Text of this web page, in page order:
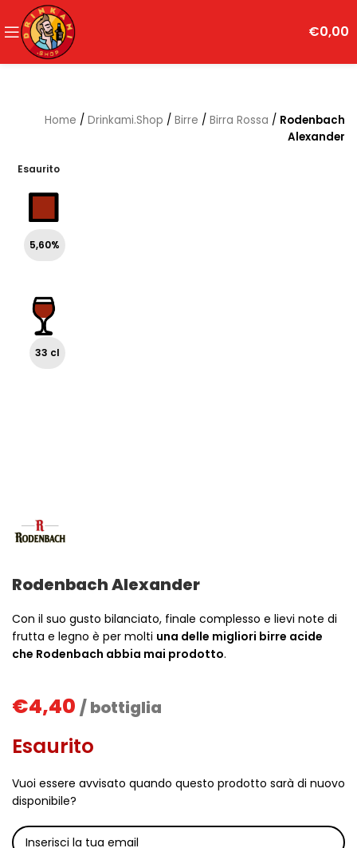
€0,00
Home / Drinkami.Shop / Birre / Birra Rossa / Rodenbach
Alexander
Esaurito
5,60%
33 cl
Rodenbach Alexander
Con il suo gusto bilanciato, finale complesso e lievi note di
frutta e legno è per molti una delle migliori birre acide
che Rodenbach abbia mai prodotto.
€4,40 / bottiglia
Esaurito
Vuoi essere avvisato quando questo prodotto sarà di nuovo
disponibile?